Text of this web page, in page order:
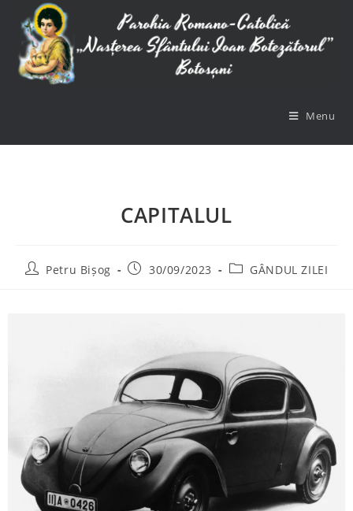
Menu
CAPITALUL
Petru Bișog 30/09/2023 GÂNDUL ZILEI